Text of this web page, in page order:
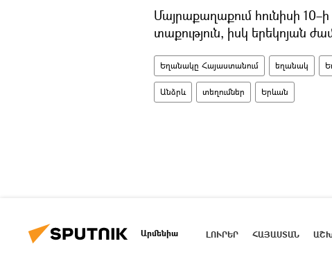
Մայրաքաղաքում հունիսի
տաքություն, իսկ երեկոյան
Եղանակը Հայաստանում եղանակ
Անձրև տեղումներ Երևան
Արմենիա ԼՈՒՐԵՐ ՀԱՅԱՍՏԱՆ